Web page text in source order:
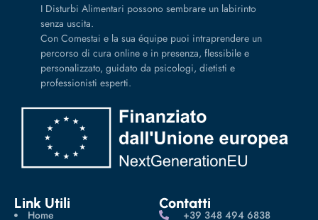
I Disturbi Alimentari possono sembrare un labirinto
senza uscita.
Con Comestai e la sua équipe puoi intraprendere un
percorso di cura online e in presenza, flessibile e
personalizzato, guidato da psicologi, dietisti e
professionisti esperti.
Link Utili
Home
Contatti
‪+39 348 494 6838